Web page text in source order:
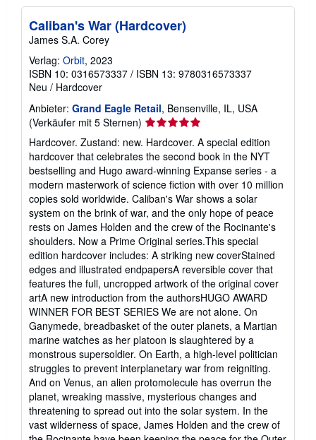
Caliban's War (Hardcover)
James S.A. Corey
Verlag: Orbit, 2023
ISBN 10: 0316573337 / ISBN 13: 9780316573337
Neu / Hardcover
Anbieter: Grand Eagle Retail, Bensenville, IL, USA
(Verkäufer mit 5 Sternen) Verkäuferbewertung
5
von
5
Sternen
Hardcover. Zustand: new. Hardcover. A special edition
hardcover that celebrates the second book in the NYT
bestselling and Hugo award-winning Expanse series - a
modern masterwork of science fiction with over 10 million
copies sold worldwide. Caliban's War shows a solar
system on the brink of war, and the only hope of peace
rests on James Holden and the crew of the Rocinante's
shoulders. Now a Prime Original series.This special
edition hardcover includes: A striking new coverStained
edges and illustrated endpapersA reversible cover that
features the full, uncropped artwork of the original cover
artA new introduction from the authorsHUGO AWARD
WINNER FOR BEST SERIES We are not alone. On
Ganymede, breadbasket of the outer planets, a Martian
marine watches as her platoon is slaughtered by a
monstrous supersoldier. On Earth, a high-level politician
struggles to prevent interplanetary war from reigniting.
And on Venus, an alien protomolecule has overrun the
planet, wreaking massive, mysterious changes and
threatening to spread out into the solar system. In the
vast wilderness of space, James Holden and the crew of